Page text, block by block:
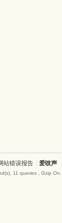
站错误报告 爱吱声
11 queries , Gzip On.